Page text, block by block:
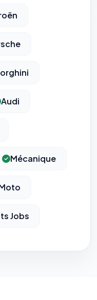
Audi
Mécanique
Jobs